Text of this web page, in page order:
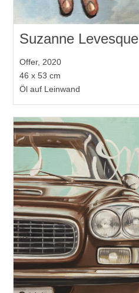
Suzanne Levesque
Offer, 2020
46 x 53 cm
Öl auf Leinwand